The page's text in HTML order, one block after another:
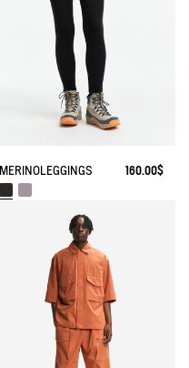
MERINOLEGGINGS 160.00$